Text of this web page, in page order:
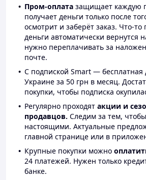
Пром-оплата защищает каждую
получает деньги только после
осмотрит и заберёт заказ. Что-
деньги автоматически вернутся
нужно переплачивать за
почте.
С подпиской Smart — бесплатная
Украине за 50 грн в месяц.
покупки, чтобы подписка
Регулярно проходят акции и
продавцов. Следим за тем,
настоящими. Актуальные
главной странице или в
Крупные покупки можно
24 платежей. Нужен только
банке.